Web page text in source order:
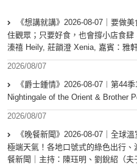
《想講就講》2026-08-07｜要做
住觀眾；只要好食，也會撐小店食
溱禧 Heily, 莊韻澄 Xenia, 嘉賓：雅
2026/08/07
《爵士鍾情》2026-08-07︱第44
Nightingale of the Orient & Brother
2026/08/07
《晚餐新聞》2026-08-07｜全球
極端天氣！各地口號式的綠色出行
餐新聞｜主持：陳珏明、劉銳紹（夫